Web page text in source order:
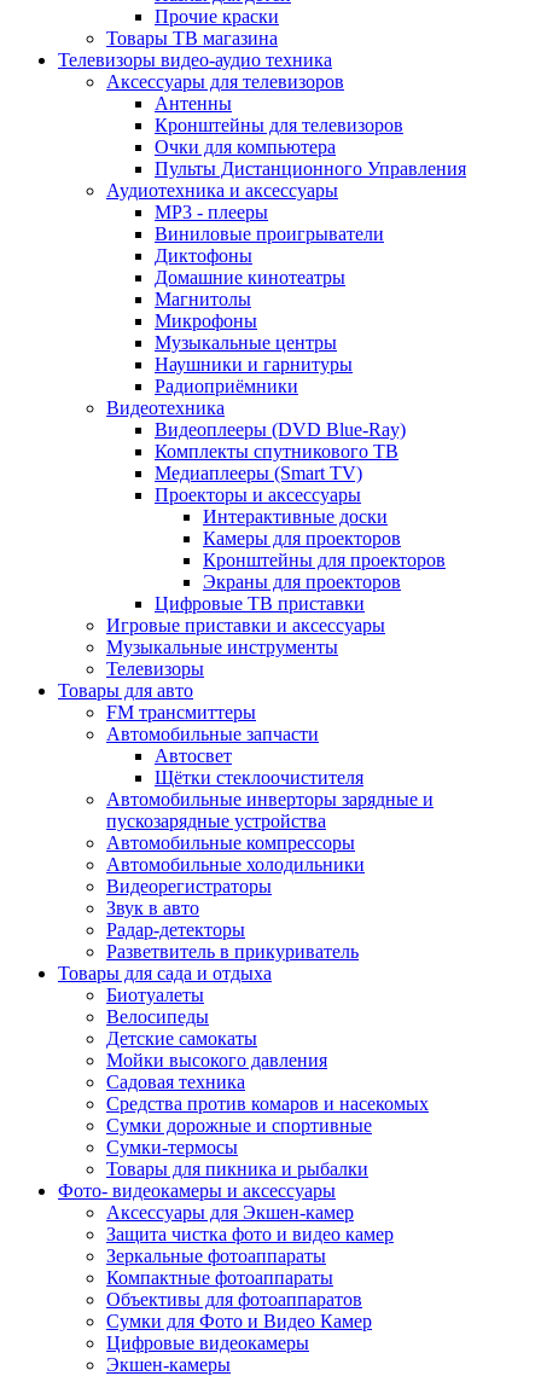
Прочие краски
Товары ТВ магазина
Телевизоры видео-аудио техника
Аксессуары для телевизоров
Антенны
Кронштейны для телевизоров
Очки для компьютера
Пульты Дистанционного Управления
Аудиотехника и аксессуары
MP3 - плееры
Виниловые проигрыватели
Диктофоны
Домашние кинотеатры
Магнитолы
Микрофоны
Музыкальные центры
Наушники и гарнитуры
Радиоприёмники
Видеотехника
Видеоплееры (DVD Blue-Ray)
Комплекты спутникового ТВ
Медиаплееры (Smart TV)
Проекторы и аксессуары
Интерактивные доски
Камеры для проекторов
Кронштейны для проекторов
Экраны для проекторов
Цифровые ТВ приставки
Игровые приставки и аксессуары
Музыкальные инструменты
Телевизоры
Товары для авто
FM трансмиттеры
Автомобильные запчасти
Автосвет
Щётки стеклоочистителя
Автомобильные инверторы зарядные и
пускозарядные устройства
Автомобильные компрессоры
Автомобильные холодильники
Видеорегистраторы
Звук в авто
Радар-детекторы
Разветвитель в прикуриватель
Товары для сада и отдыха
Биотуалеты
Велосипеды
Детские самокаты
Мойки высокого давления
Садовая техника
Средства против комаров и насекомых
Сумки дорожные и спортивные
Сумки-термосы
Товары для пикника и рыбалки
Фото- видеокамеры и аксессуары
Аксессуары для Экшен-камер
Защита чистка фото и видео камер
Зеркальные фотоаппараты
Компактные фотоаппараты
Объективы для фотоаппаратов
Сумки для Фото и Видео Камер
Цифровые видеокамеры
Экшен-камеры